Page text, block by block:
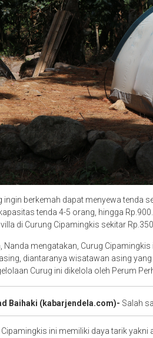
ingin berkemah dapat menyewa tenda
tenda 4-5 orang, hingga
di Curung Cipamingkis sekitar
Nanda mengatakan, Curug
diantaranya wisatawan asing
Curug ini dikelola oleh Perum
Baihaki (kabarjendela.com)- Salah
ini memiliki daya tarik